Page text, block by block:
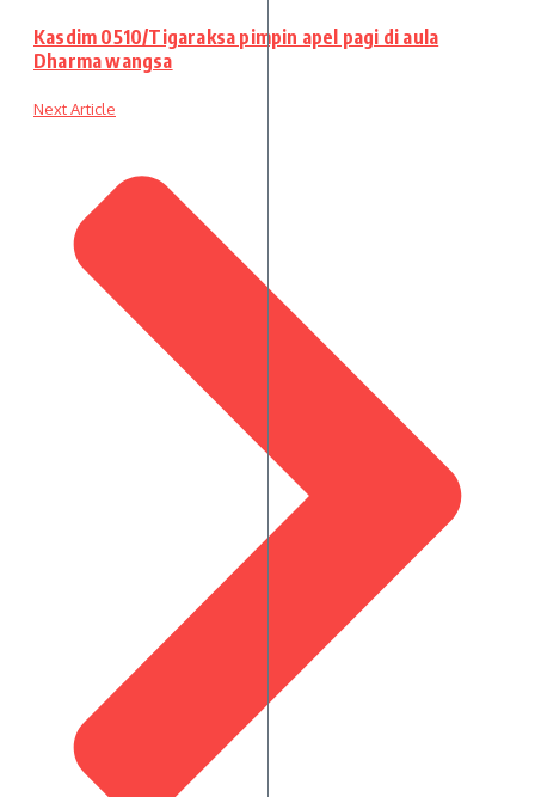
Kasdim 0510/Tigaraksa pimpin apel pagi di aula
Dharma wangsa
Next Article